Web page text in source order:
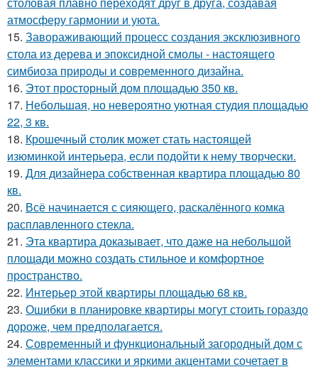
атмосферу гармонии и уюта.
15. Завораживающий процесс создания эксклюзивного
стола из дерева и эпоксидной смолы - настоящего
симбиоза природы и современного дизайна.
16. Этот просторный дом площадью 350 кв.
17. Небольшая, но невероятно уютная студия площадью
22, 3 кв.
18. Крошечный столик может стать настоящей
изюминкой интерьера, если подойти к нему творчески.
19. Для дизайнера собственная квартира площадью 80
кв.
20. Всё начинается с сияющего, раскалённого комка
расплавленного стекла.
21. Эта квартира доказывает, что даже на небольшой
площади можно создать стильное и комфортное
пространство.
22. Интерьер этой квартиры площадью 68 кв.
23. Ошибки в планировке квартиры могут стоить гораздо
дороже, чем предполагается.
24. Современный и функциональный загородный дом с
элементами классики и яркими акцентами сочетает в